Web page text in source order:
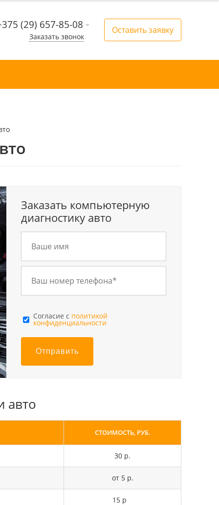
(29) 657-85-08
Заказать звонок
Оставить заявку
Заказать компьютерную
диагностику авто
Cогласие с политикой
конфиденциальности
Отправить
авто
СТОИМОСТЬ, РУБ.
30 р.
от 5 р.
15 р